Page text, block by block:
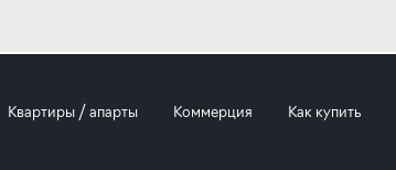
Квартиры / апарты Коммерция Как купить